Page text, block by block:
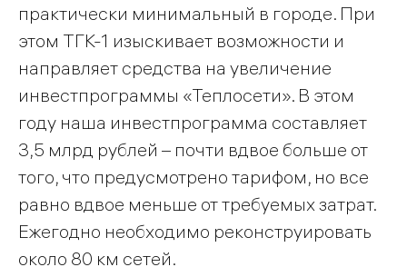
практически минимальный в городе. При
этом ТГК-1 изыскивает возможности и
направляет средства на увеличение
инвестпрограммы «Теплосети». В этом
году наша инвестпрограмма составляет
3,5 млрд рублей – почти вдвое больше от
того, что предусмотрено тарифом, но все
равно вдвое меньше от требуемых затрат.
Ежегодно необходимо реконструировать
около 80 км сетей.